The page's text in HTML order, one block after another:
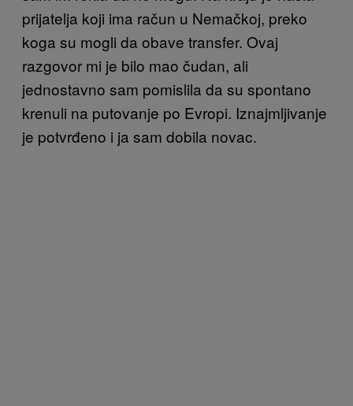
prijatelja koji ima račun u Nemačkoj, preko
koga su mogli da obave transfer. Ovaj
razgovor mi je bilo mao čudan, ali
jednostavno sam pomislila da su spontano
krenuli na putovanje po Evropi. Iznajmljivanje
je potvrđeno i ja sam dobila novac.